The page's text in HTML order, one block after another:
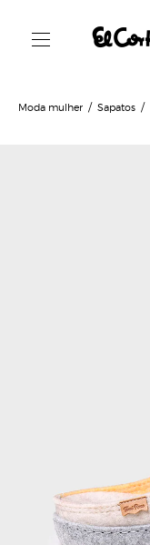
Moda mulher Sapatos